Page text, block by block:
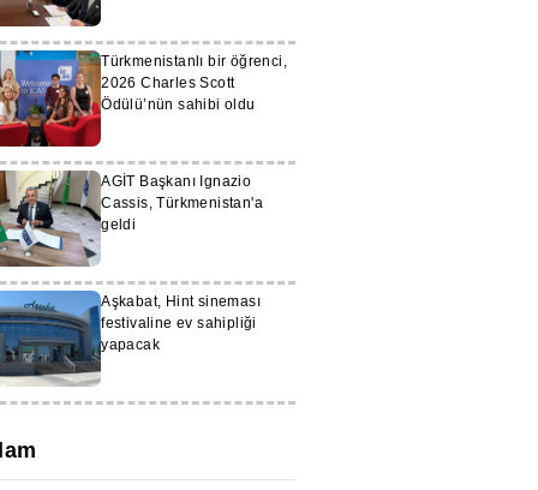
Türkmenistanlı bir öğrenci,
2026 Charles Scott
Ödülü’nün sahibi oldu
AGİT Başkanı Ignazio
Cassis, Türkmenistan'a
geldi
Aşkabat, Hint sineması
festivaline ev sahipliği
yapacak